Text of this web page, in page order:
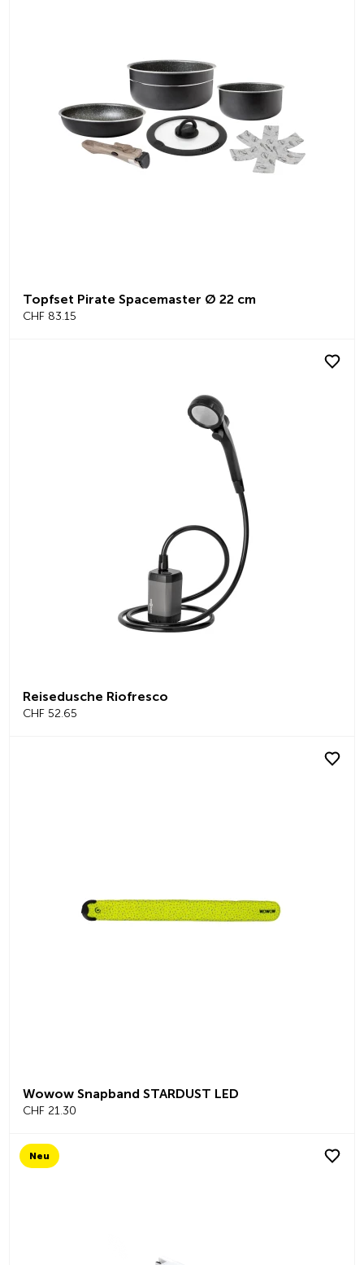
Topfset Pirate Spacemaster Ø 22 cm
CHF 83.15
Reisedusche Riofresco
CHF 52.65
Wowow Snapband STARDUST LED
CHF 21.30
Neu